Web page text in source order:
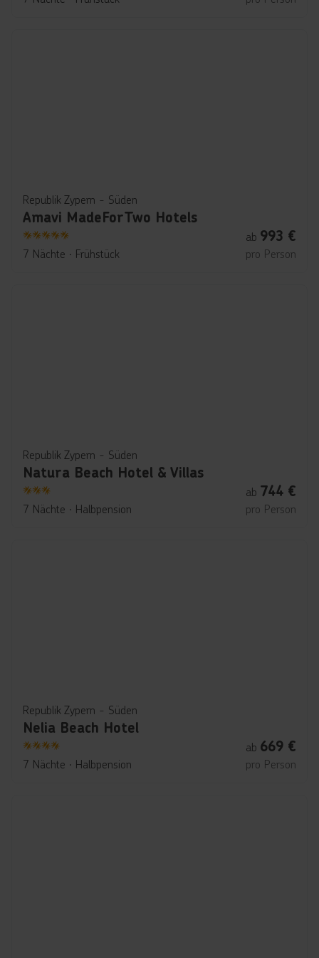
Republik Zypern - Süden
Amavi MadeForTwo Hotels
5
7 Nächte ∙ Frühstück
ab 993 €
pro Person
Republik Zypern - Süden
Natura Beach Hotel & Villas
3
7 Nächte ∙ Halbpension
ab 744 €
pro Person
Republik Zypern - Süden
Nelia Beach Hotel
4
7 Nächte ∙ Halbpension
ab 669 €
pro Person